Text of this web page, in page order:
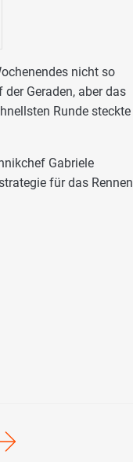
nicht so
Geraden, aber das
Runde steckte
Gabriele
für das Rennen